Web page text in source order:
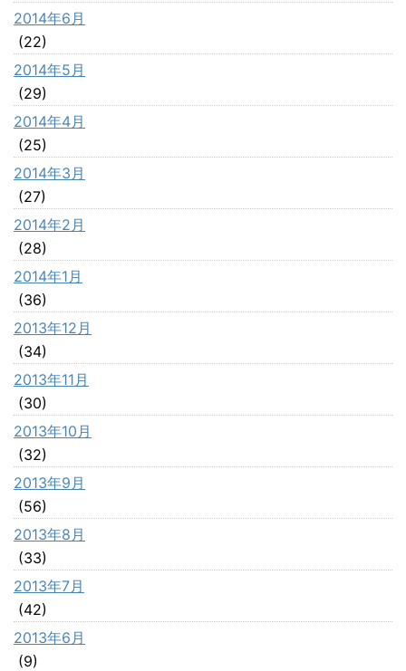
2014年6月
(22)
2014年5月
(29)
2014年4月
(25)
2014年3月
(27)
2014年2月
(28)
2014年1月
(36)
2013年12月
(34)
2013年11月
(30)
2013年10月
(32)
2013年9月
(56)
2013年8月
(33)
2013年7月
(42)
2013年6月
(9)